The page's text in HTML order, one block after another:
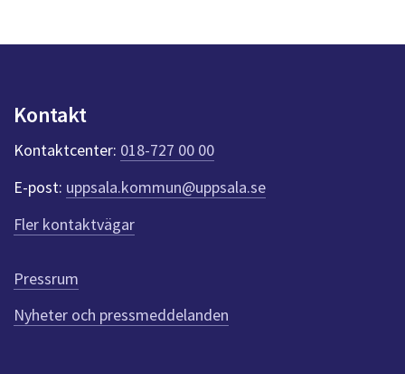
n
k
t
e
r
f
ö
r
e
n
n
a
Kontakt
Kontaktcenter: 018-727 00 00
E-post: uppsala.kommun@uppsala.se
Fler kontaktvägar
Pressrum
Nyheter och pressmeddelanden